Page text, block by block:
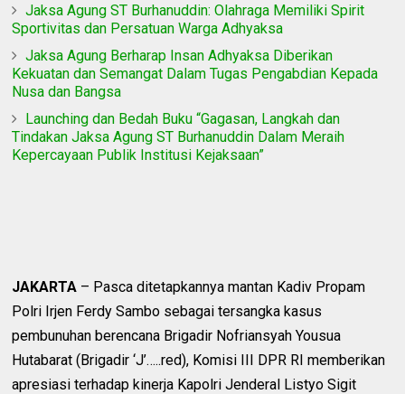
Jaksa Agung ST Burhanuddin: Olahraga Memiliki Spirit
Sportivitas dan Persatuan Warga Adhyaksa
Jaksa Agung Berharap Insan Adhyaksa Diberikan
Kekuatan dan Semangat Dalam Tugas Pengabdian Kepada
Nusa dan Bangsa
Launching dan Bedah Buku “Gagasan, Langkah dan
Tindakan Jaksa Agung ST Burhanuddin Dalam Meraih
Kepercayaan Publik Institusi Kejaksaan”
JAKARTA – Pasca ditetapkannya mantan Kadiv Propam
Polri Irjen Ferdy Sambo sebagai tersangka kasus
pembunuhan berencana Brigadir Nofriansyah Yousua
Hutabarat (Brigadir ‘J’…..red), Komisi III DPR RI memberikan
apresiasi terhadap kinerja Kapolri Jenderal Listyo Sigit